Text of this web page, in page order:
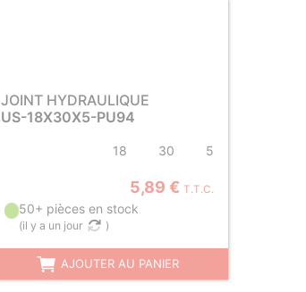
JOINT HYDRAULIQUE
US-18X30X5-PU94
18 30 5
5,89 € T.T.C.
50+ pièces en stock
(il y a un jour )
AJOUTER AU PANIER